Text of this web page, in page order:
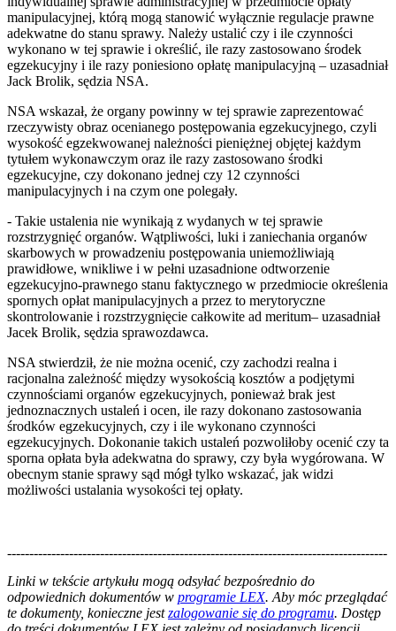
manipulacyjnej, którą mogą stanowić wyłącznie regulacje prawne
adekwatne do stanu sprawy. Należy ustalić czy i ile czynności
wykonano w tej sprawie i określić, ile razy zastosowano środek
egzekucyjny i ile razy poniesiono opłatę manipulacyjną – uzasadniał
Jack Brolik, sędzia NSA.
NSA wskazał, że organy powinny w tej sprawie zaprezentować
rzeczywisty obraz ocenianego postępowania egzekucyjnego, czyli
wysokość egzekwowanej należności pieniężnej objętej każdym
tytułem wykonawczym oraz ile razy zastosowano środki
egzekucyjne, czy dokonano jednej czy 12 czynności
manipulacyjnych i na czym one polegały.
- Takie ustalenia nie wynikają z wydanych w tej sprawie
rozstrzygnięć organów. Wątpliwości, luki i zaniechania organów
skarbowych w prowadzeniu postępowania uniemożliwiają
prawidłowe, wnikliwe i w pełni uzasadnione odtworzenie
egzekucyjno-prawnego stanu faktycznego w przedmiocie określenia
spornych opłat manipulacyjnych a przez to merytoryczne
skontrolowanie i rozstrzygnięcie całkowite ad meritum– uzasadniał
Jacek Brolik, sędzia sprawozdawca.
NSA stwierdził, że nie można ocenić, czy zachodzi realna i
racjonalna zależność między wysokością kosztów a podjętymi
czynnościami organów egzekucyjnych, ponieważ brak jest
jednoznacznych ustaleń i ocen, ile razy dokonano zastosowania
środków egzekucyjnych, czy i ile wykonano czynności
egzekucyjnych. Dokonanie takich ustaleń pozwoliłoby ocenić czy ta
sporna opłata była adekwatna do sprawy, czy była wygórowana. W
obecnym stanie sprawy sąd mógł tylko wskazać, jak widzi
możliwości ustalania wysokości tej opłaty.
--------------------------------------------------------------------------------------
Linki w tekście artykułu mogą odsyłać bezpośrednio do
odpowiednich dokumentów w programie LEX. Aby móc przeglądać
te dokumenty, konieczne jestzalogowanie się do programu. Dostęp